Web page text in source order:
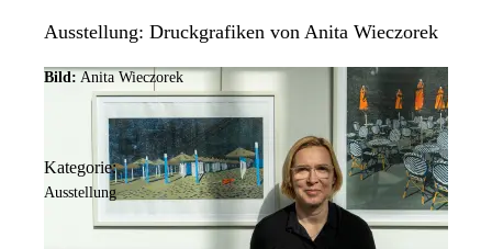
Ausstellung: Druckgrafiken von Anita Wieczorek
Bild: Anita Wieczorek
Kategorie:
Ausstellung